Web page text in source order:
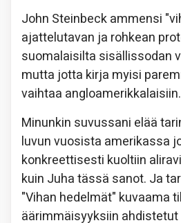
John Steinbeck ammensi
ajattelutavan ja rohkean
suomalaisilta sisällissodan
mutta jotta kirja myisi
vaihtaa angloamerikkalaisiin.
Minunkin suvussani elää
luvun vuosista amerikassa
konkreettisesti kuoltiin
kuin Juha tässä sanot. Ja
"Vihan hedelmät" kuvaama
äärimmäisyyksiin